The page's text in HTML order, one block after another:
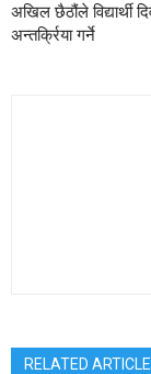
अखिल छैठौंले विद्यार्थी
अन्तर्क्रिया गर्ने
RELATED